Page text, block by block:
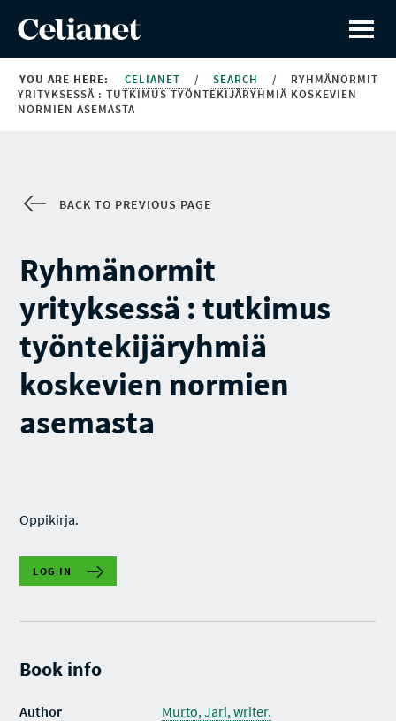
YOU ARE HERE: CELIANET / SEARCH /
RYHMÄNORMIT
YRITYKSESSÄ : TUTKIMUS TYÖNTEKIJÄRYHMIÄ KOSKEVIEN
NORMIEN ASEMASTA
BACK TO PREVIOUS PAGE
Ryhmänormit
yrityksessä : tutkimus
työntekijäryhmiä
koskevien normien
asemasta
Oppikirja.
LOG IN
Book info
Author
Murto, Jari, writer.